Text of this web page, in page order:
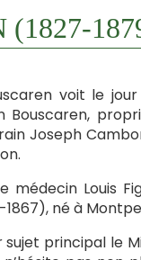
(1827-
voit le
Bouscaren,
Joseph
médecin Louis
né à
principal le